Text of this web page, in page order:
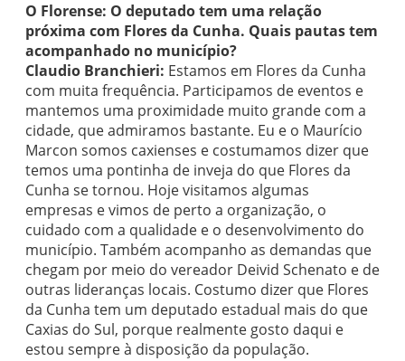
O Florense: O deputado tem uma relação
próxima com Flores da Cunha. Quais pautas tem
acompanhado no município?
Claudio Branchieri: Estamos em Flores da Cunha
com muita frequência. Participamos de eventos e
mantemos uma proximidade muito grande com a
cidade, que admiramos bastante. Eu e o Maurício
Marcon somos caxienses e costumamos dizer que
temos uma pontinha de inveja do que Flores da
Cunha se tornou. Hoje visitamos algumas
empresas e vimos de perto a organização, o
cuidado com a qualidade e o desenvolvimento do
município. Também acompanho as demandas que
chegam por meio do vereador Deivid Schenato e de
outras lideranças locais. Costumo dizer que Flores
da Cunha tem um deputado estadual mais do que
Caxias do Sul, porque realmente gosto daqui e
estou sempre à disposição da população.